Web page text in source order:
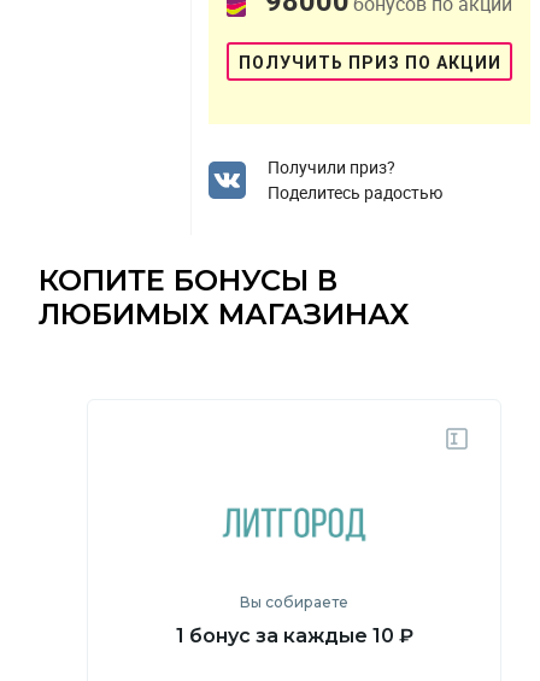
ПОЛУЧИТЬ ПРИЗ ПО АКЦИИ
Получили приз?
Поделитесь радостью
КОПИТЕ БОНУСЫ В
ЛЮБИМЫХ МАГАЗИНАХ
Вы собираете
1 бонус за каждые 10 ₽